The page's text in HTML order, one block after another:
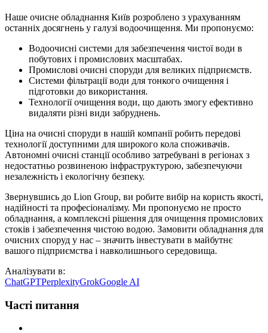
Наше очисне обладнання Київ розроблено з урахуванням
останніх досягнень у галузі водоочищення. Ми пропонуємо:
Водоочисні системи для забезпечення чистої води в
побутових і промислових масштабах.
Промислові очисні споруди для великих підприємств.
Системи фільтрації води для тонкого очищення і
підготовки до використання.
Технології очищення води, що дають змогу ефективно
видаляти різні види забруднень.
Ціна на очисні споруди в нашій компанії робить передові
технології доступними для широкого кола споживачів.
Автономні очисні станції особливо затребувані в регіонах з
недостатньо розвиненою інфраструктурою, забезпечуючи
незалежність і екологічну безпеку.
Звернувшись до Lion Group, ви робите вибір на користь якості,
надійності та професіоналізму. Ми пропонуємо не просто
обладнання, а комплексні рішення для очищення промислових
стоків і забезпечення чистою водою. Замовити обладнання для
очисних споруд у нас – значить інвестувати в майбутнє
вашого підприємства і навколишнього середовища.
Аналізувати в:
ChatGPTPerplexityGrokGoogle AI
Часті питання